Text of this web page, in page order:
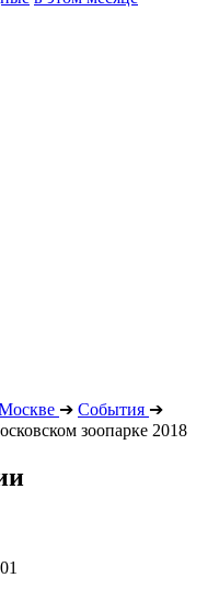
➔ События ➔
зоопарке 2018